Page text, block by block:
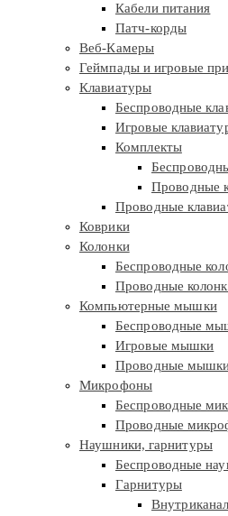
Кабели питания
Патч-корды
Веб-Камеры
Геймпады и игровые
Клавиатуры
Беспроводные
Игровые
Комплекты
Проводные
Проводные
Коврики
Колонки
Беспроводные
Проводные
Компьютерные мышки
Беспроводные
Игровые мышки
Проводные
Микрофоны
Беспроводные
Проводные
Наушники, гарнитуры
Беспроводные
Гарнитуры